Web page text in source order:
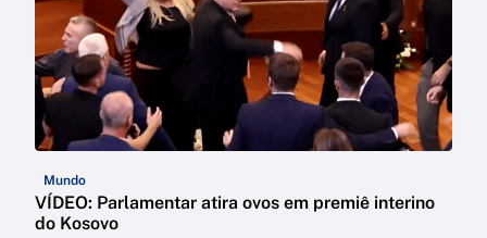
Mundo
VÍDEO: Parlamentar atira ovos em premiê interino
do Kosovo